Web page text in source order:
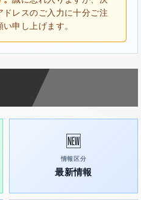
レスのご入力に十分ご注
申し上げます。
🆕
情報区分
最新情報